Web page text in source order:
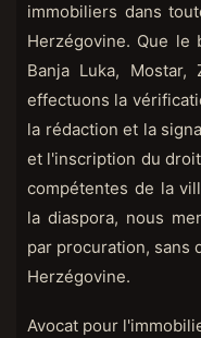
immobiliers dans
Herzégovine. Que le
Banja Luka, Mostar,
effectuons la
la rédaction et la
et l'inscription du
compétentes de la
la diaspora, nous
par procuration, sans
Herzégovine.
Avocat pour